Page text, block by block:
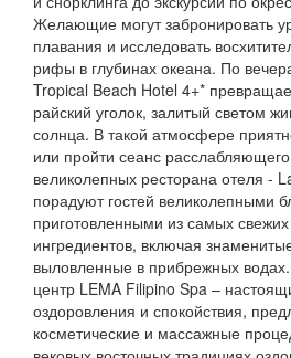
Желающие могут забронировать
плавания и исследовать
рифы в глубинах океана. По
Tropical Beach Hotel 4+*
райский уголок, залитый светом
солнца. В такой атмосфере
или пройти сеанс
великолепных ресторана отеля -
порадуют гостей великолепными
приготовленными из самых свежих
ингредиентов, включая
выловленные в прибрежных
центр LEMA Filipino Spa –
оздоровления и спокойствия,
косметические и массажные